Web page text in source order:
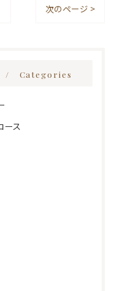
次のページ >
Categories
ース